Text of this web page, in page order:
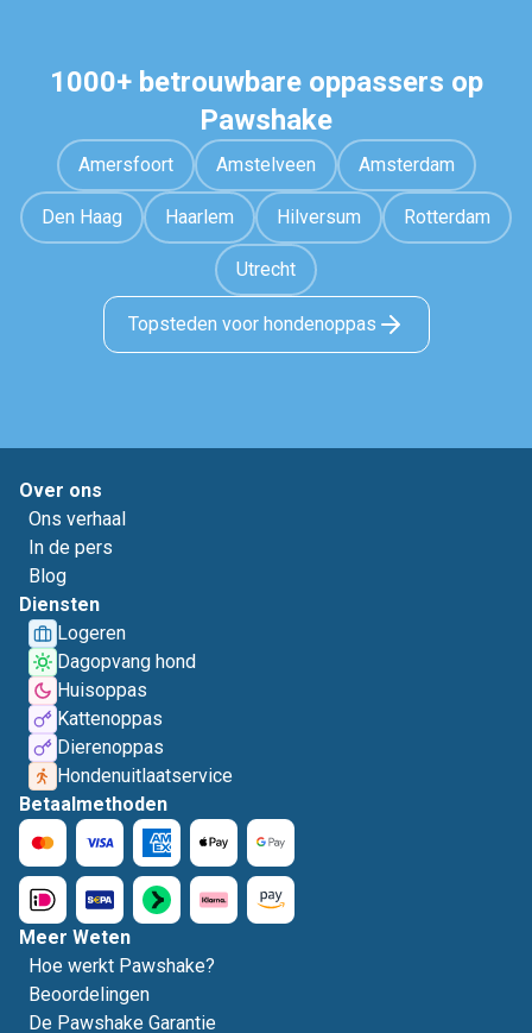
1000+ betrouwbare oppassers op
Pawshake
Amersfoort Amstelveen Amsterdam
Den Haag Haarlem Hilversum Rotterdam
Utrecht
Topsteden voor hondenoppas
Over ons
Ons verhaal
In de pers
Blog
Diensten
Logeren
Dagopvang hond
Huisoppas
Kattenoppas
Dierenoppas
Hondenuitlaatservice
Betaalmethoden
Meer Weten
Hoe werkt Pawshake?
Beoordelingen
De Pawshake Garantie